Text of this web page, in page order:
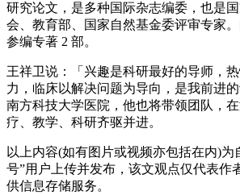
研究论文，是多种国际杂志编委，也是
会、教育部、国家自然基金委评审专家。
参编专著 2 部。
王祥卫说：「兴趣是科研最好的导师，
力，临床以解决问题为导向，是我前进
南方科技大学医院，他也将带领团队，
疗、教学、科研齐驱并进。
以上内容(如有图片或视频亦包括在内)为
号”用户上传并发布，该文观点仅代表作
供信息存储服务。